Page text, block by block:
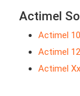
Actimel
Actimel
Actimel
Actimel